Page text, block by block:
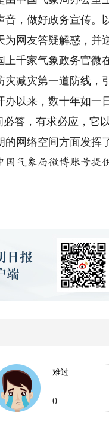
音，做好政务宣传。
为网友答疑解惑，
千家气象政务官微
减灾第一道防线，
办以来，数十年如
必答，有求必应，
网络空间方面发挥
气象局微博账号提供
难过
0